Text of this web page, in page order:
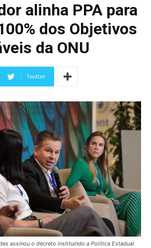
alinha PPA para
dos Objetivos
da ONU
Twitter
assinou o decreto instituindo a Política Estadual